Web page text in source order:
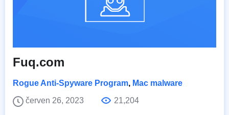
Fuq.com
Rogue Anti-Spyware Program, Mac malware
červen 26, 2023
21,204